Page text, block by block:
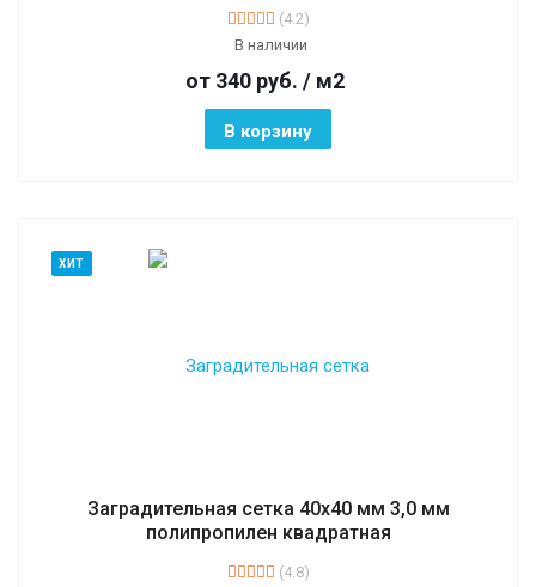
(4.2)
В наличии
от 340 руб. / м2
В корзину
ХИТ
Заградительная сетка 40х40 мм 3,0 мм
полипропилен квадратная
(4.8)